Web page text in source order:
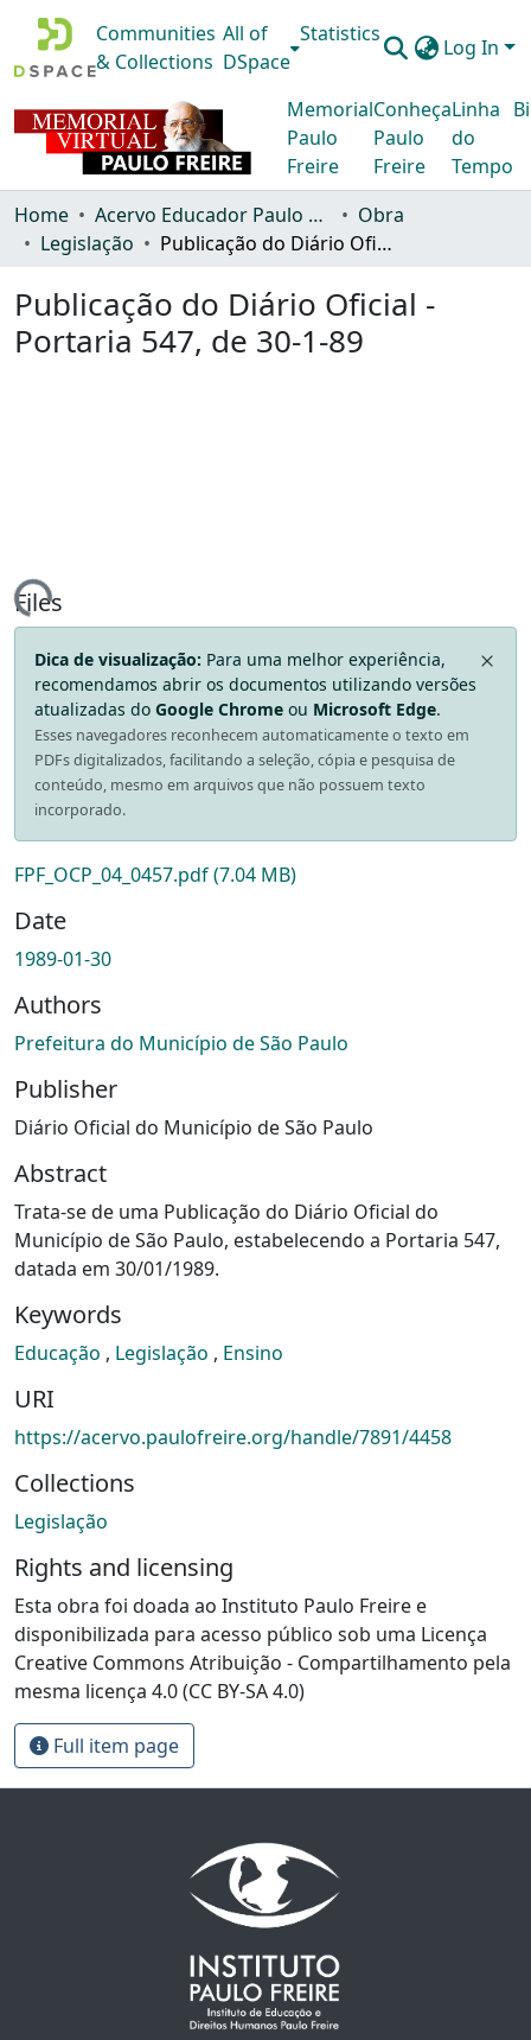
Communities
& Collections
All of
DSpace
Statistics
Log In
Memorial
Paulo
Freire
Conheça
Paulo
Freire
Linha
do
Tempo
Home Acervo Educador Paulo Freire
Obra
Legislação
Publicação do Diário Oficial - Portaria 547, de 30-1-89
Publicação do Diário Oficial -
Portaria 547, de 30-1-89
Files
Dica de visualização: Para uma melhor experiência,
recomendamos abrir os documentos utilizando versões
atualizadas do Google Chrome ou Microsoft Edge.
Esses navegadores reconhecem automaticamente o texto em
PDFs digitalizados, facilitando a seleção, cópia e pesquisa de
conteúdo, mesmo em arquivos que não possuem texto
incorporado.
FPF_OCP_04_0457.pdf(7.04 MB)
Date
1989-01-30
Authors
Prefeitura do Município de São Paulo
Publisher
Diário Oficial do Município de São Paulo
Abstract
Trata-se de uma Publicação do Diário Oficial do
Município de São Paulo, estabelecendo a Portaria 547,
datada em 30/01/1989.
Keywords
Educação , Legislação , Ensino
URI
https://acervo.paulofreire.org/handle/7891/4458
Collections
Legislação
Rights and licensing
Esta obra foi doada ao Instituto Paulo Freire e
disponibilizada para acesso público sob uma Licença
Creative Commons Atribuição - Compartilhamento pela
mesma licença 4.0 (CC BY-SA 4.0)
Full item page